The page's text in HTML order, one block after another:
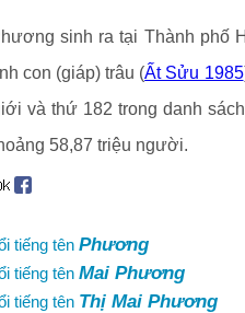
sinh ra tại Thành phố
con (giáp) trâu (Ất Sửu 1985
và thứ 182 trong danh
58,87 triệu người.
tiếng tên Phương
tiếng tên Mai Phương
tiếng tên Thị Mai Phương